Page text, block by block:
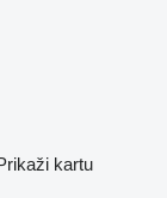
kartu